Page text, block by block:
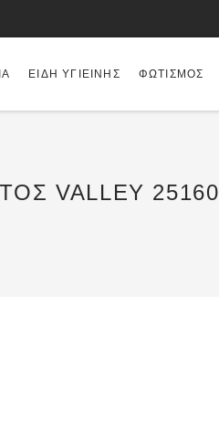
ΕΊΔΗ ΥΓΙΕΙΝΗΣ ΦΩΤΙΣΜΌΣ
VALLEY 25160